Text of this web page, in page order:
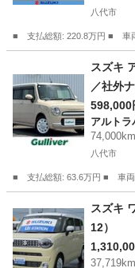
八代市
■ 支払総額: 220.8万円 ■ 車
その他
スズキ
／社外
イト／
／アイ
（検9.8
598,000
アルトラ
八代市
■ 支払総額: 63.6万円 ■ 車両
アルト
スズキ
12）